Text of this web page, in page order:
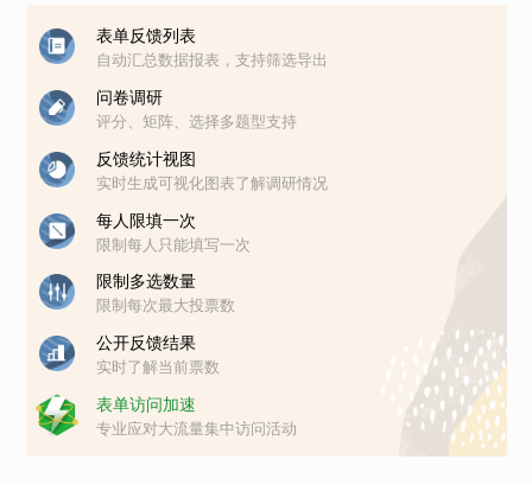
表单反馈列表
自动汇总数据报表，支持筛选导出
问卷调研
评分、矩阵、选择多题型支持
反馈统计视图
实时生成可视化图表了解调研情况
每人限填一次
限制每人只能填写一次
限制多选数量
限制每次最大投票数
公开反馈结果
实时了解当前票数
表单访问加速
专业应对大流量集中访问活动